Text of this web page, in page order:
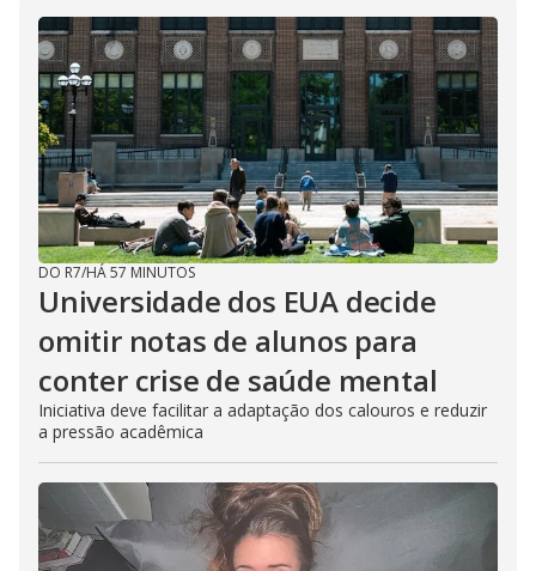
DO R7/HÁ 57 MINUTOS
Universidade dos EUA decide
omitir notas de alunos para
conter crise de saúde mental
Iniciativa deve facilitar a adaptação dos calouros e reduzir
a pressão acadêmica